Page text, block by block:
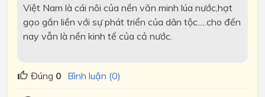
Việt Nam là cái nôi của nền văn minh lúa nước,hạt
gạo gắn liền với sự phát triển của dân tộc.....cho đến
nay vẫn là nền kinh tế của cả nước.
Đúng 0 Bình luận (0)